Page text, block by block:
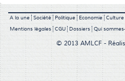
A la une Société Politique Economie Culture
Mentions légales CGU Dossiers Qui
© 2013 AMLCF -